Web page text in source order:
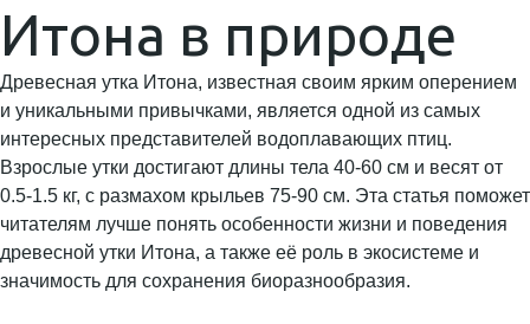
Итона в природе
Древесная утка Итона, известная своим ярким оперением
и уникальными привычками, является одной из самых
интересных представителей водоплавающих птиц.
Взрослые утки достигают длины тела 40-60 см и весят от
0.5-1.5 кг, с размахом крыльев 75-90 см. Эта статья поможет
читателям лучше понять особенности жизни и поведения
древесной утки Итона, а также её роль в экосистеме и
значимость для сохранения биоразнообразия.